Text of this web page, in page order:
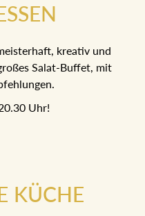
kreativ und
Salat-Buffet, mit
Uhr!
KÜCHE